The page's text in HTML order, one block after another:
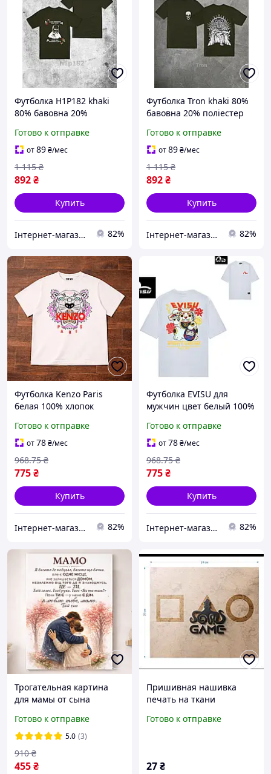
Футболка H1P182 khaki
80% бавовна 20%
друк на тканині для
весняного сезону
Готово к отправке
от89₴/мес
892₴
1 115 ₴
Купить
Інтернет-магазин Already Better 82%
Футболка Tron khaki 80%
бавовна 20% поліестер
друк на тканині для
щоденного носіння
Готово к отправке
от89₴/мес
892₴
1 115 ₴
Купить
Інтернет-магазин Already Better 82%
Футболка Kenzo Paris
белая 100% хлопок
на ткани для
повседневного ношения
Готово к отправке
от78₴/мес
775₴
968.75 ₴
Купить
Інтернет-магазин Already Better 82%
Футболка EVISU для
мужчин цвет белый 100%
DTF печать на ткани
Готово к отправке
от78₴/мес
775₴
968.75 ₴
Купить
Інтернет-магазин Already Better 82%
Трогательная картина
для мамы от сына
на День матери,
декоративный постер на
стену
Готово к отправке
5.0 (3)
455₴
910 ₴
Пришивная нашивка
печать на ткани
кальмара" для декора
Готово к отправке
27₴